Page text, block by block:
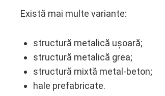
Există mai multe variante:
structură metalică ușoară;
structură metalică grea;
structură mixtă metal-beton;
hale prefabricate.